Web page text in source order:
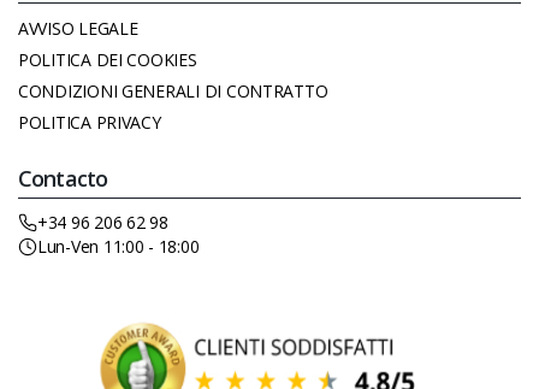
AVVISO LEGALE
POLITICA DEI COOKIES
CONDIZIONI GENERALI DI CONTRATTO
POLITICA PRIVACY
Contacto
+34 96 206 62 98
Lun-Ven 11:00 - 18:00